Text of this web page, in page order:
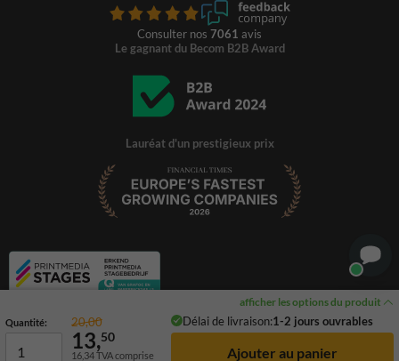
afficher les options du produit
Quantité: 20,00 Délai de livraison:1-2 jours ouvrables
13,50
16,34TVA comprise
Consulter nos 7061 avis
Le gagnant du Becom B2B Award
Lauréat d'un prestigieux prix
© 2026 TrafficSupply. Tous droits réservés.